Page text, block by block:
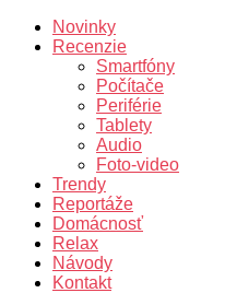
Novinky
Recenzie
Smartfóny
Počítače
Periférie
Tablety
Audio
Foto-video
Trendy
Reportáže
Domácnosť
Relax
Návody
Kontakt